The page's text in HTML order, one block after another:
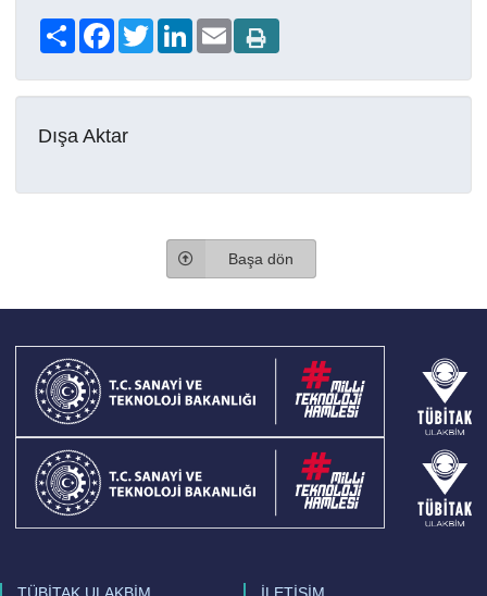
Share FacebookTwitterLinkedIn
Email
Dışa Aktar
Başa dön